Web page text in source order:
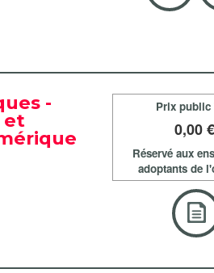
-
et
Prix public
0,00 €
Réservé aux
adoptants de